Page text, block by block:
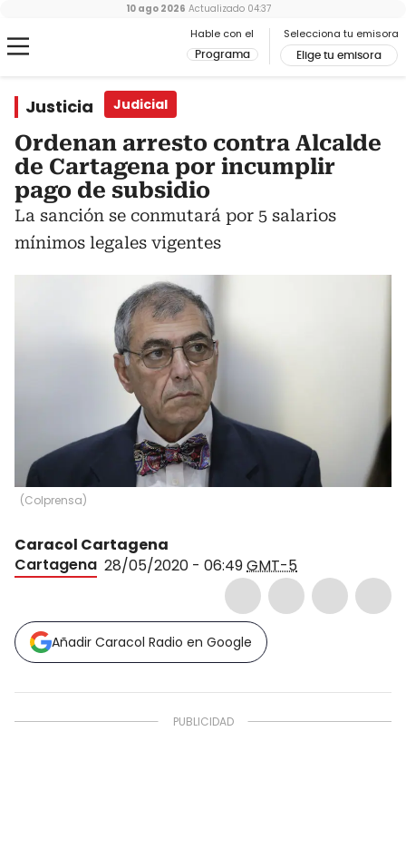
Hable con el
Programa
Selecciona tu emisora
Elige tu emisora
10 ago 2026 Actualizado 04:37
Justicia Judicial
Ordenan arresto contra Alcalde
de Cartagena por incumplir
pago de subsidio
La sanción se conmutará por 5 salarios
mínimos legales vigentes
(Colprensa)
Caracol Cartagena
Cartagena 28/05/2020 - 06:49GMT-5
Añadir Caracol Radio en Google